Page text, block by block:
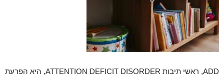
ADD, ראשי תיבות ATTENTION DEFICIT DISORDER, היא הפרעת